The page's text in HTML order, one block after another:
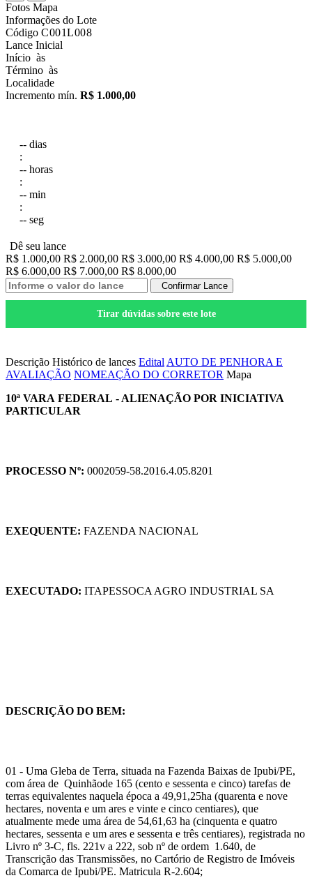
Fotos Mapa
Informações do Lote
Código C001L008
Lance Inicial
Início às
Término às
Localidade
Incremento mín. R$ 1.000,00
-- dias
:
-- horas
:
-- min
:
-- seg
Dê seu lance
R$ 1.000,00 R$ 2.000,00 R$ 3.000,00 R$ 4.000,00 R$ 5.000,00
R$ 6.000,00 R$ 7.000,00 R$ 8.000,00
Confirmar Lance
Tirar dúvidas sobre este lote
Descrição Histórico de lances Edital AUTO DE PENHORA E
AVALIAÇÃO NOMEAÇÃO DO CORRETOR Mapa
10ª VARA FEDERAL - ALIENAÇÃO POR INICIATIVA
PARTICULAR
PROCESSO Nº: 0002059-58.2016.4.05.8201
EXEQUENTE: FAZENDA NACIONAL
EXECUTADO: ITAPESSOCA AGRO INDUSTRIAL SA
DESCRIÇÃO DO BEM:
01 - Uma Gleba de Terra, situada na Fazenda Baixas de Ipubi/PE,
com área de Quinhãode 165 (cento e sessenta e cinco) tarefas de
terras equivalentes naquela época a 49,91,25ha (quarenta e nove
hectares, noventa e um ares e vinte e cinco centiares), que
atualmente mede uma área de 54,61,63 ha (cinquenta e quatro
hectares, sessenta e um ares e sessenta e três centiares), registrada no
Livro nº 3-C, fls. 221v a 222, sob nº de ordem 1.640, de
Transcrição das Transmissões, no Cartório de Registro de Imóveis
da Comarca de Ipubi/PE. Matricula R-2.604;